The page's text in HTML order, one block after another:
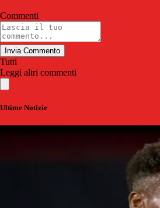
Commenti
Invia Commento
Tutti
Leggi altri commenti
Ultime Notizie